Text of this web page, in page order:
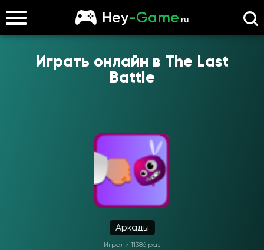
Hey-Game.ru
Играть онлайн в The Last
Battle
Аркады
Играли 11386 раз